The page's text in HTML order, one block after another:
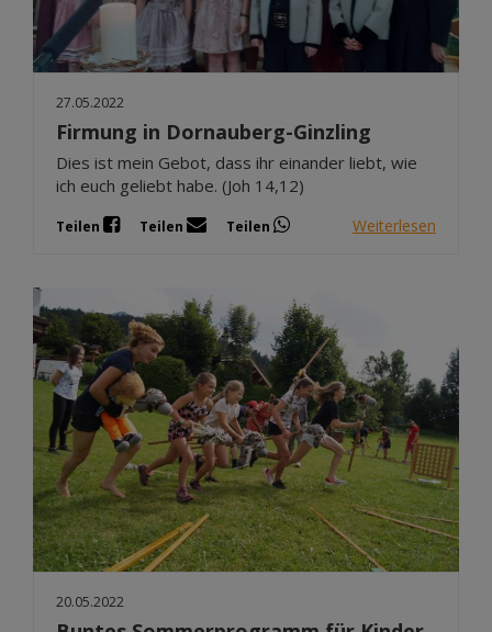
27.05.2022
Firmung in Dornauberg-Ginzling
Dies ist mein Gebot, dass ihr einander liebt, wie
ich euch geliebt habe. (Joh 14,12)
Teilen Teilen Teilen Weiterlesen
20.05.2022